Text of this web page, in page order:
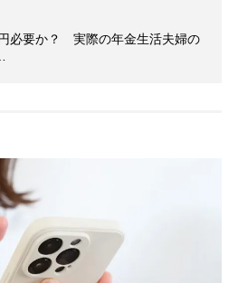
必要か？ 実際の年金生活夫婦の